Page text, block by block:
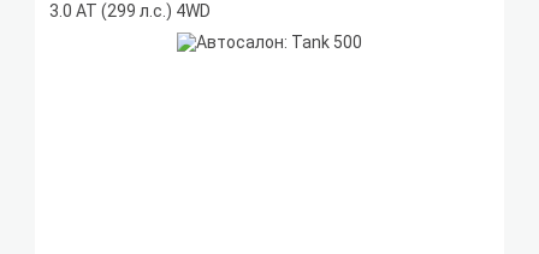
3.0 AT (299 л.с.) 4WD